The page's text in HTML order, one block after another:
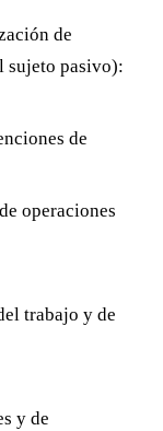
de
sujeto pasivo):
de
operaciones
trabajo y de
y de